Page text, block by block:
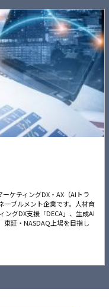
ケティングDX・AX（AIトラ
ーブルメント企業です。人材育
グDX支援「DECA」、生成AI
証・NASDAQ上場を目指し